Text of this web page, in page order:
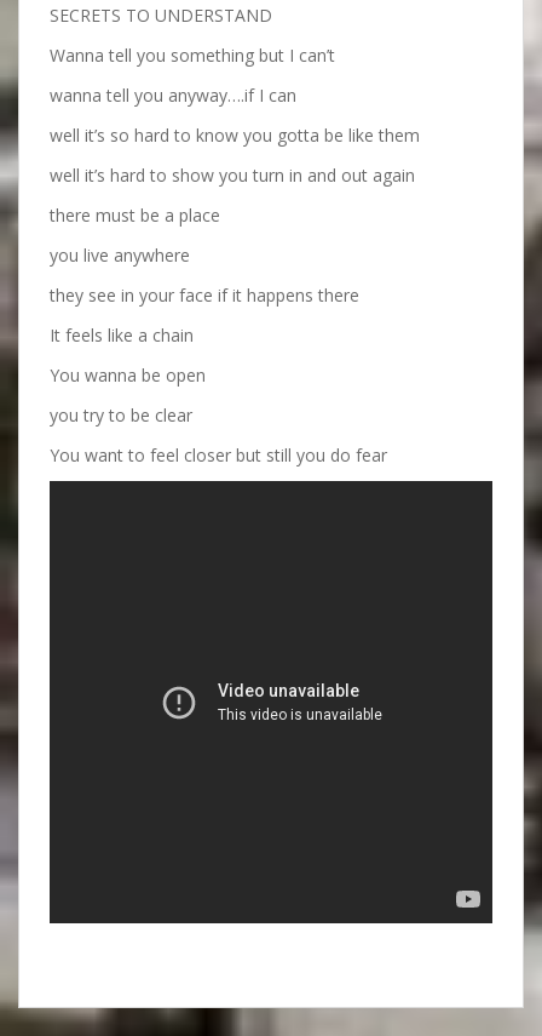
SECRETS TO UNDERSTAND
Wanna tell you something but I can’t
wanna tell you anyway….if I can
well it’s so hard to know you gotta be like them
well it’s hard to show you turn in and out again
there must be a place
you live anywhere
they see in your face if it happens there
It feels like a chain
You wanna be open
you try to be clear
You want to feel closer but still you do fear